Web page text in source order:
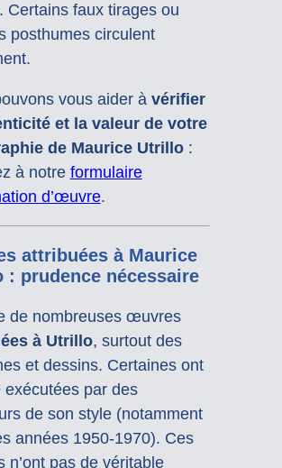
Certains faux tirages ou
posthumes circulent
vous aider à vérifier
et la valeur de votre
de Maurice Utrillo:
à notre formulaire
d’œuvre.
attribuées à Maurice
: prudence nécessaire
de nombreuses œuvres
à Utrillo, surtout des
et dessins. Certaines ont
exécutées par des
de son style (notamment
années 1950-1970). Ces
pas de véritable